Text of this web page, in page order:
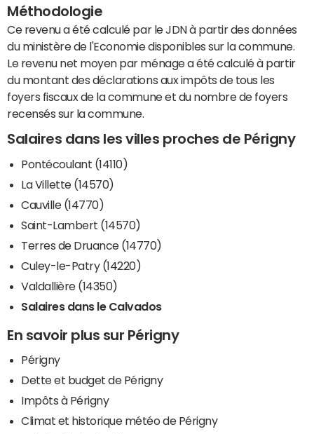
Méthodologie
Ce revenu a été calculé par le JDN à partir des données
du ministère de l'Economie disponibles sur la commune.
Le revenu net moyen par ménage a été calculé à partir
du montant des déclarations aux impôts de tous les
foyers fiscaux de la commune et du nombre de foyers
recensés sur la commune.
Salaires dans les villes proches de Périgny
Pontécoulant (14110)
La Villette (14570)
Cauville (14770)
Saint-Lambert (14570)
Terres de Druance (14770)
Culey-le-Patry (14220)
Valdallière (14350)
Salaires dans le Calvados
En savoir plus sur Périgny
Périgny
Dette et budget de Périgny
Impôts à Périgny
Climat et historique météo de Périgny